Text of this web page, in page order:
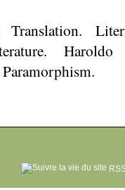
Translation.